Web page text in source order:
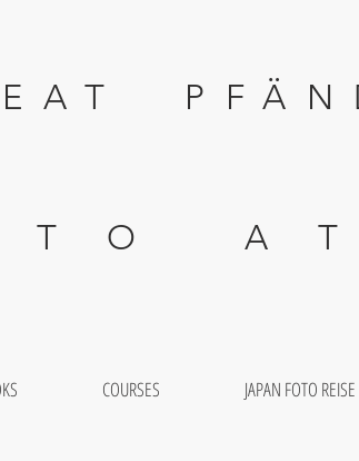
A T E
COURSES JAPAN FOTO REISE